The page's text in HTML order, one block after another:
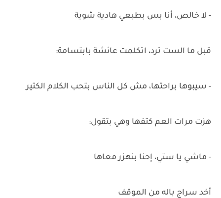
- لا خالص، أنا بس بطبعي هادية شوية
قبل ما الست ترد، اتكلمت عائشة بابتسامة:
- سيبوها براحتها، مش كل الناس بتحب الكلام الكتير
هزت مرات العم كتفها وهي بتقول:
- ماشي يا ستي، إحنا بنهزر معاها
أخد سراج باله من الموقف